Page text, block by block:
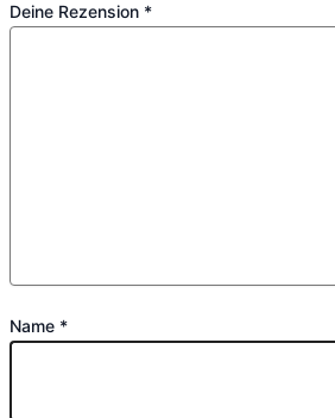
Deine Rezension *
Name *